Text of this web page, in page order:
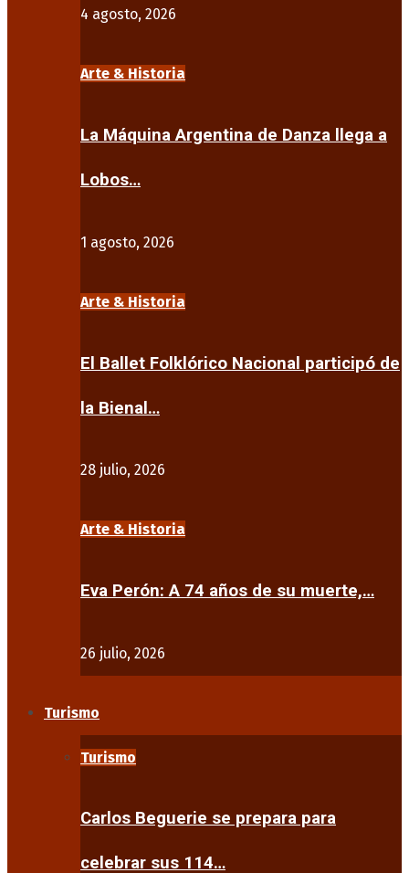
4 agosto, 2026
Arte & Historia
La Máquina Argentina de Danza llega a
Lobos…
1 agosto, 2026
Arte & Historia
El Ballet Folklórico Nacional participó de
la Bienal…
28 julio, 2026
Arte & Historia
Eva Perón: A 74 años de su muerte,…
26 julio, 2026
Turismo
Turismo
Carlos Beguerie se prepara para
celebrar sus 114…